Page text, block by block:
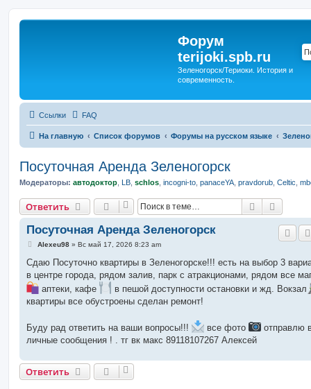
Форум
terijoki.spb.ru
Зеленогорск/Териоки. История и
современность.
Ссылки FAQ
На главную Список форумов Форумы на русском языке
Посуточная Аренда Зеленогорск
Модераторы: автодоктор LB schlos incogni-to panaceYA pravdorub Celtic
Ответить Поиск
Посуточная Аренда Зеленогорск
С
о
б
щ
е
н
и
Alexeu98» Вс май 17, 2026 8:23 am
Сдаю Посуточно квартиры в Зеленогорске!!! есть на выбор 3
в центре города, рядом залив, парк с атракционами, рядом все
аптеки, кафе
в пешой доступности остановки и жд. Вокзал
квартиры все обустроены сделан ремонт!
Буду рад ответить на ваши вопросы!!! все фото
отправлю
личные сообщения ! . тг вк макс 89118107267 Алексей
Ответить